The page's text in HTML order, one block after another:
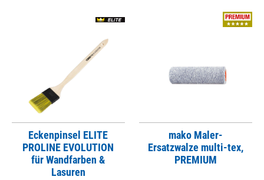
Eckenpinsel ELITE
PROLINE EVOLUTION
für Wandfarben &
Lasuren
mako Maler-
Ersatzwalze multi-tex,
PREMIUM